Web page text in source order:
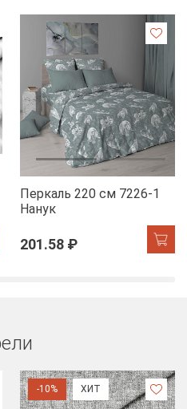
Перкаль 220 см 7226-1
Нанук
201.58 ₽
-10% ХИТ